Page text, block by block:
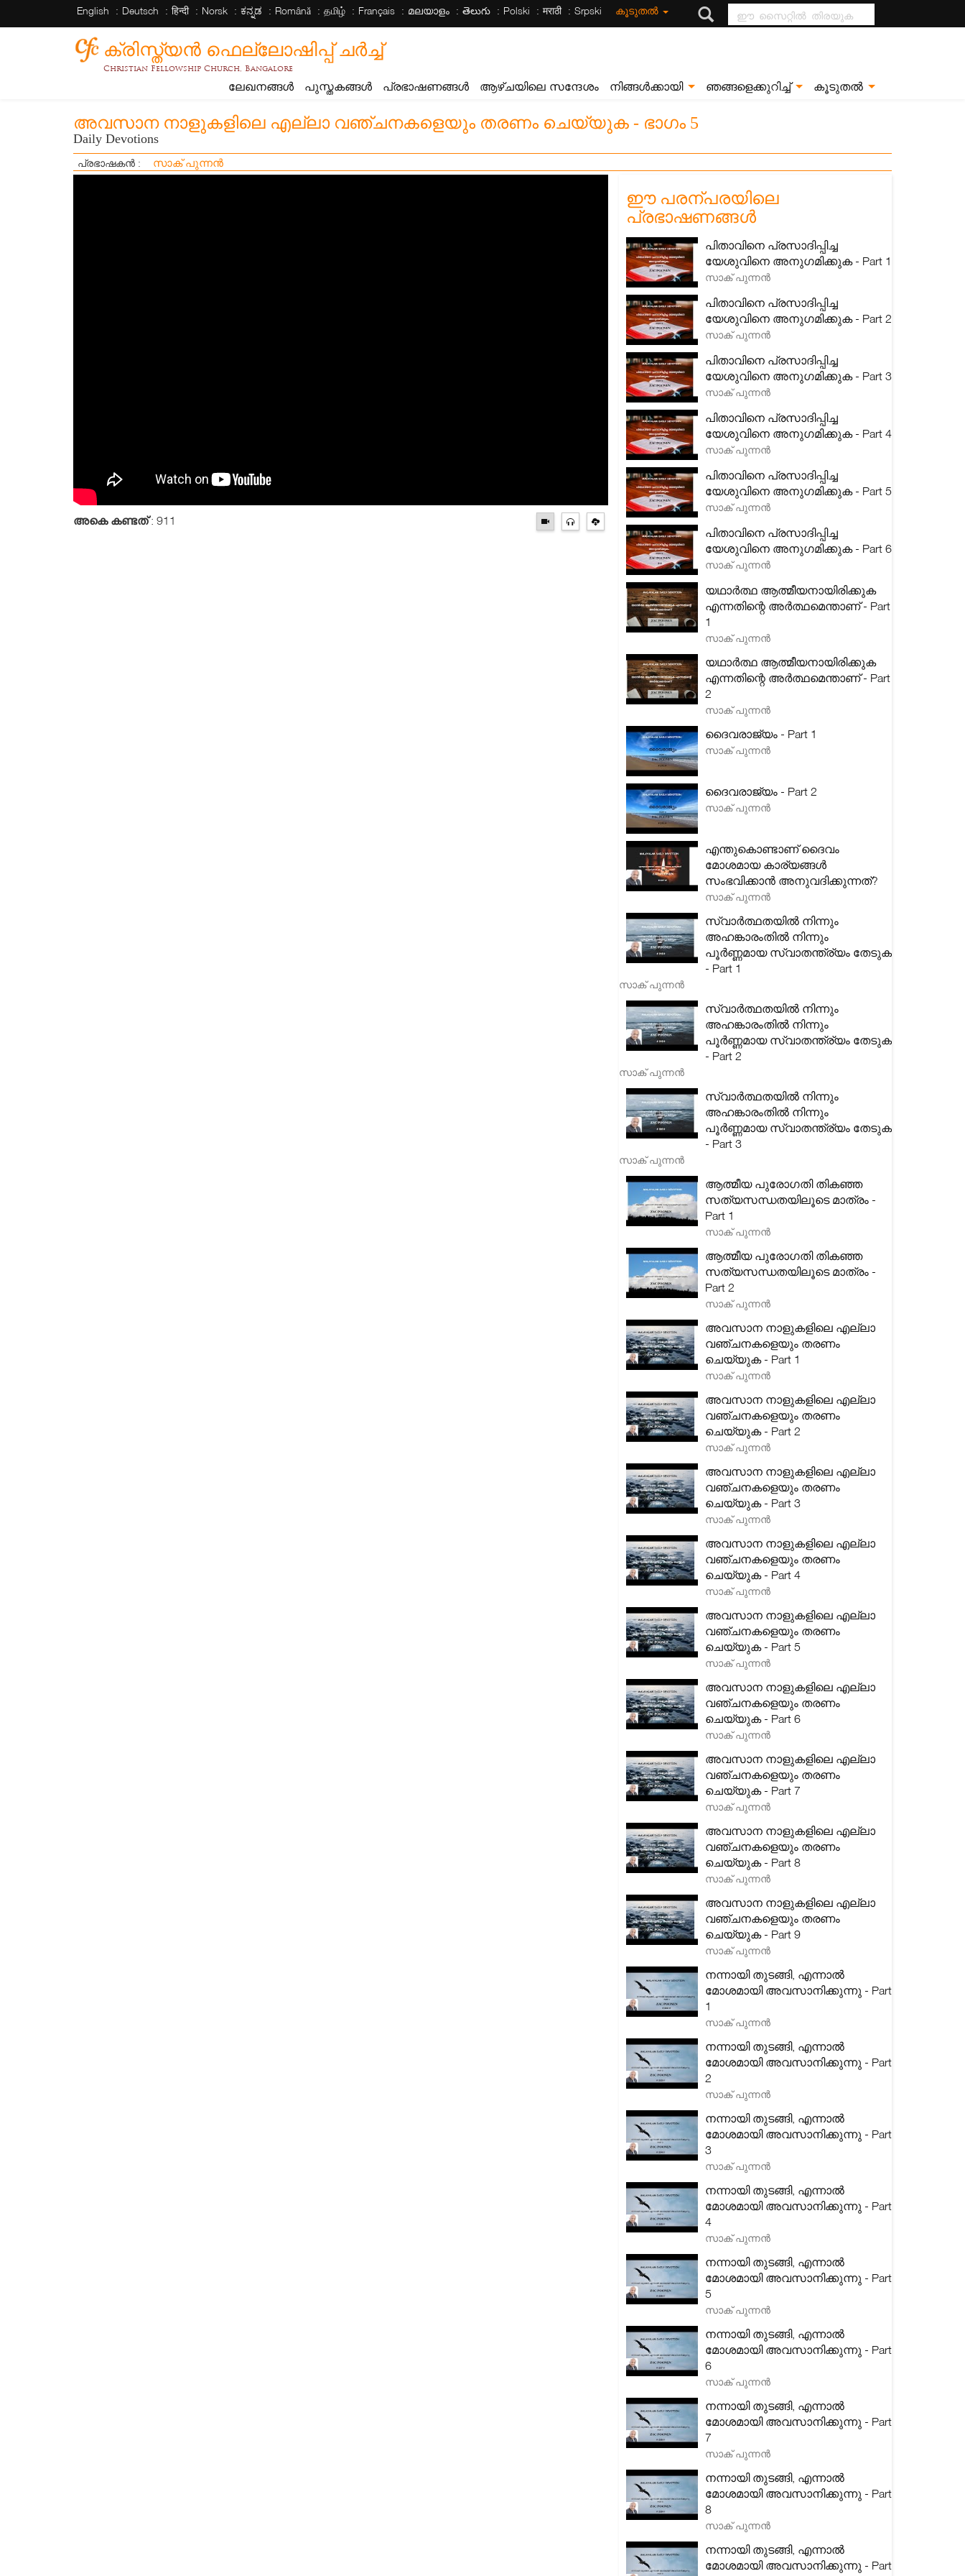
English Deutsch हिन्दी Norsk ಕನ್ನಡ Română தமிழ் Français മലയാളം తెలుగు Polski मराठी Srpski കൂടുതൽ
ഈ സൈറ്റിൽ
തിരയുക
ക്രിസ്ത്യന്‍ ഫെല്ലോഷിപ്പ് ചര്‍ച്ച്
Christian Fellowship Church, Bangalore
ലേഖനങ്ങൾ പുസ്തകങ്ങൾ പ്രഭാഷണങ്ങൾ ആഴ്ചയിലെ സന്ദേശം നിങ്ങൾക്കായി ഞങ്ങളെക്കുറിച്ച് കൂടുതൽ
അവസാന നാളുകളിലെ എല്ലാ വഞ്ചനകളെയും തരണം ചെയ്യുക - ഭാഗം 5
Daily Devotions
പ്രഭാഷകൻ : സാക് പുന്നൻ
അകെ കണ്ടത്: 911
ഈ പരന്പരയിലെ
പ്രഭാഷണങ്ങൾ
പിതാവിനെ പ്രസാദിപ്പിച്ച
യേശുവിനെ അനുഗമിക്കുക - Part 1
സാക് പുന്നൻ
പിതാവിനെ പ്രസാദിപ്പിച്ച
യേശുവിനെ അനുഗമിക്കുക - Part 2
സാക് പുന്നൻ
പിതാവിനെ പ്രസാദിപ്പിച്ച
യേശുവിനെ അനുഗമിക്കുക - Part 3
സാക് പുന്നൻ
പിതാവിനെ പ്രസാദിപ്പിച്ച
യേശുവിനെ അനുഗമിക്കുക - Part 4
സാക് പുന്നൻ
പിതാവിനെ പ്രസാദിപ്പിച്ച
യേശുവിനെ അനുഗമിക്കുക - Part 5
സാക് പുന്നൻ
പിതാവിനെ പ്രസാദിപ്പിച്ച
യേശുവിനെ അനുഗമിക്കുക - Part 6
സാക് പുന്നൻ
യഥാർത്ഥ ആത്മീയനായിരിക്കുക
എന്നതിന്റെ അർത്ഥമെന്താണ് - Part
1
സാക് പുന്നൻ
യഥാർത്ഥ ആത്മീയനായിരിക്കുക
എന്നതിന്റെ അർത്ഥമെന്താണ് - Part
2
സാക് പുന്നൻ
ദൈവരാജ്യം - Part 1
സാക് പുന്നൻ
ദൈവരാജ്യം - Part 2
സാക് പുന്നൻ
എന്തുകൊണ്ടാണ് ദൈവം
മോശമായ കാര്യങ്ങൾ
സംഭവിക്കാൻ അനുവദിക്കുന്നത്?
സാക് പുന്നൻ
സ്വാർത്ഥതയിൽ നിന്നും
അഹങ്കാരംതിൽ നിന്നും
പൂർണ്ണമായ സ്വാതന്ത്ര്യം തേടുക
- Part 1
സാക് പുന്നൻ
സ്വാർത്ഥതയിൽ നിന്നും
അഹങ്കാരംതിൽ നിന്നും
പൂർണ്ണമായ സ്വാതന്ത്ര്യം തേടുക
- Part 2
സാക് പുന്നൻ
സ്വാർത്ഥതയിൽ നിന്നും
അഹങ്കാരംതിൽ നിന്നും
പൂർണ്ണമായ സ്വാതന്ത്ര്യം തേടുക
- Part 3
സാക് പുന്നൻ
ആത്മീയ പുരോഗതി തികഞ്ഞ
സത്യസന്ധതയിലൂടെ മാത്രം -
Part 1
സാക് പുന്നൻ
ആത്മീയ പുരോഗതി തികഞ്ഞ
സത്യസന്ധതയിലൂടെ മാത്രം -
Part 2
സാക് പുന്നൻ
അവസാന നാളുകളിലെ എല്ലാ
വഞ്ചനകളെയും തരണം
ചെയ്യുക - Part 1
സാക് പുന്നൻ
അവസാന നാളുകളിലെ എല്ലാ
വഞ്ചനകളെയും തരണം
ചെയ്യുക - Part 2
സാക് പുന്നൻ
അവസാന നാളുകളിലെ എല്ലാ
വഞ്ചനകളെയും തരണം
ചെയ്യുക - Part 3
സാക് പുന്നൻ
അവസാന നാളുകളിലെ എല്ലാ
വഞ്ചനകളെയും തരണം
ചെയ്യുക - Part 4
സാക് പുന്നൻ
അവസാന നാളുകളിലെ എല്ലാ
വഞ്ചനകളെയും തരണം
ചെയ്യുക - Part 5
സാക് പുന്നൻ
അവസാന നാളുകളിലെ എല്ലാ
വഞ്ചനകളെയും തരണം
ചെയ്യുക - Part 6
സാക് പുന്നൻ
അവസാന നാളുകളിലെ എല്ലാ
വഞ്ചനകളെയും തരണം
ചെയ്യുക - Part 7
സാക് പുന്നൻ
അവസാന നാളുകളിലെ എല്ലാ
വഞ്ചനകളെയും തരണം
ചെയ്യുക - Part 8
സാക് പുന്നൻ
അവസാന നാളുകളിലെ എല്ലാ
വഞ്ചനകളെയും തരണം
ചെയ്യുക - Part 9
സാക് പുന്നൻ
നന്നായി തുടങ്ങി, എന്നാൽ
മോശമായി അവസാനിക്കുന്നു - Part
1
സാക് പുന്നൻ
നന്നായി തുടങ്ങി, എന്നാൽ
മോശമായി അവസാനിക്കുന്നു - Part
2
സാക് പുന്നൻ
നന്നായി തുടങ്ങി, എന്നാൽ
മോശമായി അവസാനിക്കുന്നു - Part
3
സാക് പുന്നൻ
നന്നായി തുടങ്ങി, എന്നാൽ
മോശമായി അവസാനിക്കുന്നു - Part
4
സാക് പുന്നൻ
നന്നായി തുടങ്ങി, എന്നാൽ
മോശമായി അവസാനിക്കുന്നു - Part
5
സാക് പുന്നൻ
നന്നായി തുടങ്ങി, എന്നാൽ
മോശമായി അവസാനിക്കുന്നു - Part
6
സാക് പുന്നൻ
നന്നായി തുടങ്ങി, എന്നാൽ
മോശമായി അവസാനിക്കുന്നു - Part
7
സാക് പുന്നൻ
നന്നായി തുടങ്ങി, എന്നാൽ
മോശമായി അവസാനിക്കുന്നു - Part
8
സാക് പുന്നൻ
നന്നായി തുടങ്ങി, എന്നാൽ
മോശമായി അവസാനിക്കുന്നു - Part